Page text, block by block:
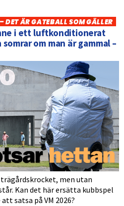
ÄR GATEBALL SOM GÄLLER
i ett luftkonditionerat
om man är gammal –
men utan
Kan det här ersätta kubbspel
satsa på VM 2026?